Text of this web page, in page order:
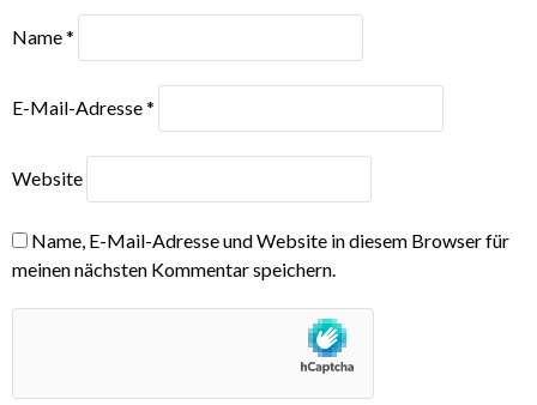
Name*
E-Mail-Adresse*
Website
Name, E-Mail-Adresse und Website in diesem Browser für
meinen nächsten Kommentar speichern.